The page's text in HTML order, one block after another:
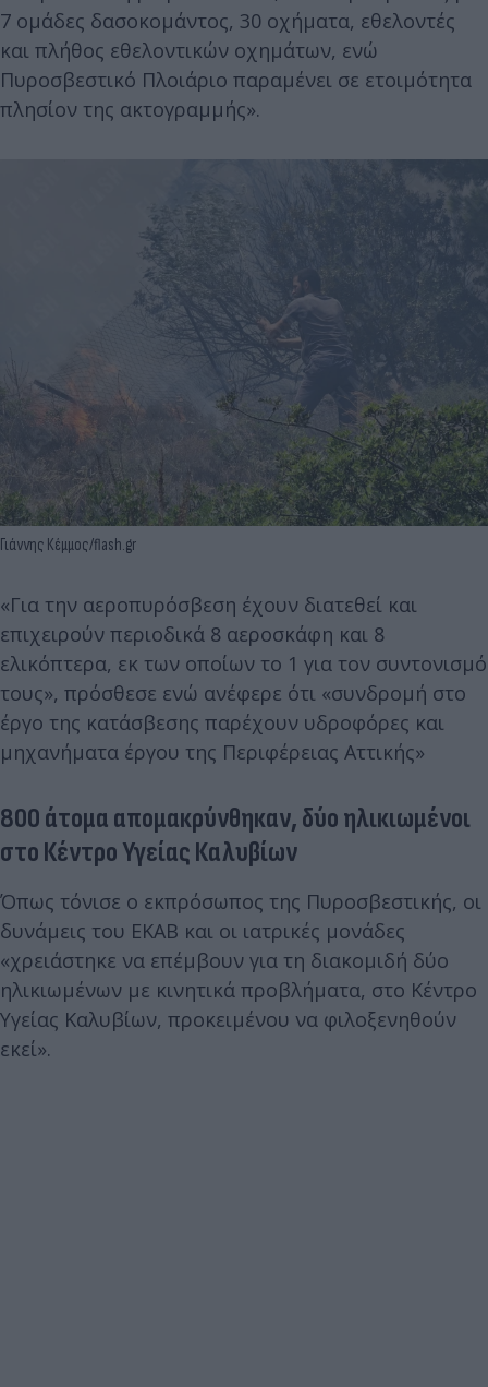
7 ομάδες δασοκομάντος, 30 οχήματα, εθελοντές
και πλήθος εθελοντικών οχημάτων, ενώ
Πυροσβεστικό Πλοιάριο παραμένει σε ετοιμότητα
πλησίον της ακτογραμμής».
Γιάννης Κέμμος/flash.gr
«Για την αεροπυρόσβεση έχουν διατεθεί και
επιχειρούν περιοδικά 8 αεροσκάφη και 8
ελικόπτερα, εκ των οποίων το 1 για τον συντονισμό
τους», πρόσθεσε ενώ ανέφερε ότι «συνδρομή στο
έργο της κατάσβεσης παρέχουν υδροφόρες και
μηχανήματα έργου της Περιφέρειας Αττικής»
800 άτομα απομακρύνθηκαν, δύο ηλικιωμένοι
στο Κέντρο Υγείας Καλυβίων
Όπως τόνισε ο εκπρόσωπος της Πυροσβεστικής, οι
δυνάμεις του ΕΚΑΒ και οι ιατρικές μονάδες
«χρειάστηκε να επέμβουν για τη διακομιδή δύο
ηλικιωμένων με κινητικά προβλήματα, στο Κέντρο
Υγείας Καλυβίων, προκειμένου να φιλοξενηθούν
εκεί».